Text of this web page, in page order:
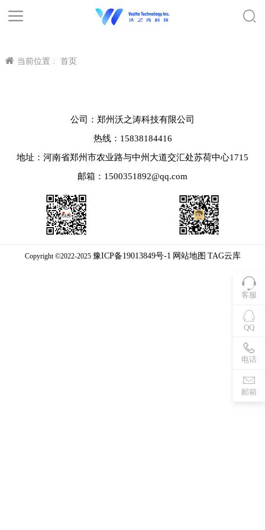
当前位置 : 首页
客服
QQ
电话
邮箱
公司：郑州沃之涛科技有限公司
热线：15838184416
地址：河南省郑州市农业路与中州大道交汇处苏荷中心1715
邮箱：1500351892@qq.com
Copyright ©2022-2025 豫ICP备19013849号-1 网站地图 TAG云库